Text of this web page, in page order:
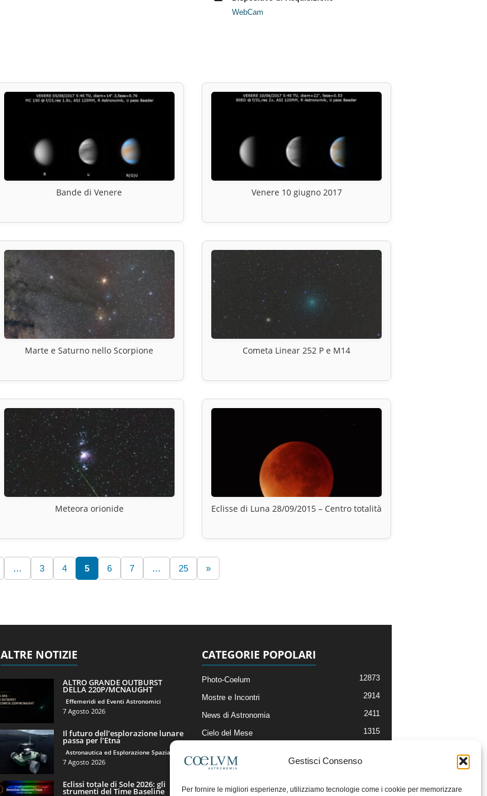
Gestisci Consenso
Per fornire le migliori esperienze, utilizziamo tecnologie come i cookie per memorizzare
WebCam
Bande di Venere Venere 10 giugno 2017
Marte e Saturno nello Scorpione Cometa Linear 252 P e M14
Meteora orionide Eclisse di Luna 28/09/2015 – Centro totalità
… 3 4 5 6 7 … 25 »
ALTRE NOTIZIE
ALTRO GRANDE OUTBURST
DELLA 220P/MCNAUGHT
Effemeridi ed Eventi Astronomici
7 Agosto 2026
Il futuro dell’esplorazione lunare
passa per l’Etna
Astronautica ed Esplorazione Spaziale
7 Agosto 2026
Eclissi totale di Sole 2026: gli
strumenti del Time Baseline
CATEGORIE POPOLARI
Photo-Coelum 12873
Mostre e Incontri 2914
News di Astronomia 2411
Cielo del Mese 1315
Articoli e Risorse On-Line
Il Blog della Redazione